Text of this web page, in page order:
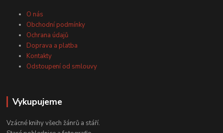
O nás
Obchodní podmínky
Ochrana údajů
Doprava a platba
Kontakty
Odstoupení od smlouvy
Vykupujeme
Vzácné knihy všech žánrů a stáří.